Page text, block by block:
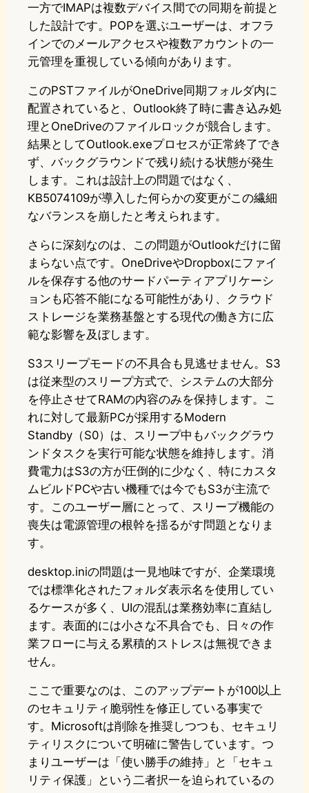
一方でIMAPは複数デバイス間での同期を前提と
した設計です。POPを選ぶユーザーは、オフラ
インでのメールアクセスや複数アカウントの一
元管理を重視している傾向があります。
このPSTファイルがOneDrive同期フォルダ内に
配置されていると、Outlook終了時に書き込み処
理とOneDriveのファイルロックが競合します。
結果としてOutlook.exeプロセスが正常終了でき
ず、バックグラウンドで残り続ける状態が発生
します。これは設計上の問題ではなく、
KB5074109が導入した何らかの変更がこの繊細
なバランスを崩したと考えられます。
さらに深刻なのは、この問題がOutlookだけに留
まらない点です。OneDriveやDropboxにファイ
ルを保存する他のサードパーティアプリケーシ
ョンも応答不能になる可能性があり、クラウド
ストレージを業務基盤とする現代の働き方に広
範な影響を及ぼします。
S3スリープモードの不具合も見逃せません。S3
は従来型のスリープ方式で、システムの大部分
を停止させてRAMの内容のみを保持します。こ
れに対して最新PCが採用するModern
Standby（S0）は、スリープ中もバックグラウ
ンドタスクを実行可能な状態を維持します。消
費電力はS3の方が圧倒的に少なく、特にカスタ
ムビルドPCや古い機種では今でもS3が主流で
す。このユーザー層にとって、スリープ機能の
喪失は電源管理の根幹を揺るがす問題となりま
す。
desktop.iniの問題は一見地味ですが、企業環境
では標準化されたフォルダ表示名を使用してい
るケースが多く、UIの混乱は業務効率に直結し
ます。表面的には小さな不具合でも、日々の作
業フローに与える累積的ストレスは無視できま
せん。
ここで重要なのは、このアップデートが100以上
のセキュリティ脆弱性を修正している事実で
す。Microsoftは削除を推奨しつつも、セキュリ
ティリスクについて明確に警告しています。つ
まりユーザーは「使い勝手の維持」と「セキュ
リティ保護」という二者択一を迫られているの